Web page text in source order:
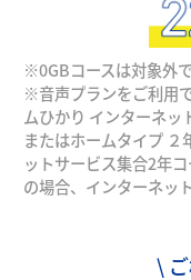
※0GBコースは対象外で
※音声プランをご利用
ムひかり インターネッ
またはホームタイプ ２
ットサービス集合2年
の場合、インターネッ
\